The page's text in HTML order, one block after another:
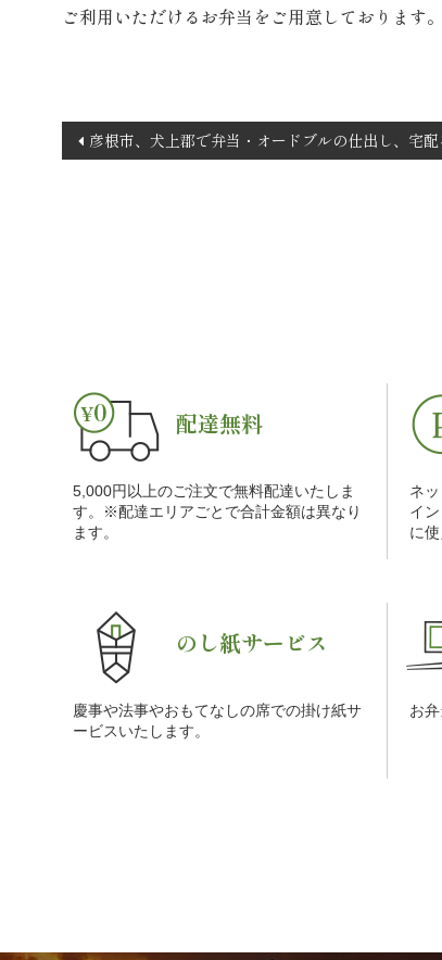
ご利用いただけるお弁当をご用意しておりま
投
稿
彦根市、犬上郡で弁当・オードブルの仕出し、宅配
配達無料
5,000円以上のご注文で無料配達いたしま
す。※配達エリアごとで合計金額は異なり
ます。
ネ
イ
に
のし紙サービス
慶事や法事やおもてなしの席での掛け紙サ
ービスいたします。
お